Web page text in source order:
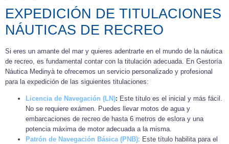
EXPEDICIÓN DE TITULACIONES
NÁUTICAS DE RECREO
Si eres un amante del mar y quieres adentrarte en el mundo de la náutica
de recreo, es fundamental contar con la titulación adecuada. En Gestoría
Náutica Medinyà te ofrecemos un servicio personalizado y profesional
para la expedición de las siguientes titulaciones:
Licencia de Navegación (LN): Este título es el inicial y más fácil.
No se requiere exámen. Puedes llevar motos de agua y
embarcaciones de recreo de hasta 6 metros de eslora y una
potencia máxima de motor adecuada a la misma.
Patrón de Navegación Básica (PNB): Este título habilita para el